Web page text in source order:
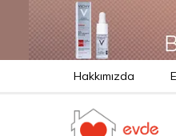
Hakkımızda